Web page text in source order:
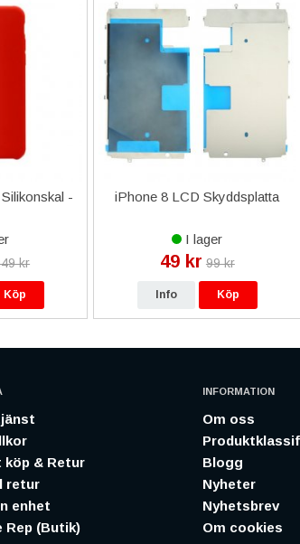
-
kr
Köp
iPhone 8 LCD Skyddsplatta
I lager
49 kr 99 kr
Info Köp
köp & Retur
retur
enhet
Rep (Butik)
INFORMATION
Om oss
Blogg
Nyheter
Nyhetsbrev
Om cookies